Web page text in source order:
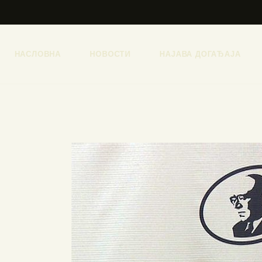
НАСЛОВНА НОВОСТИ НАЈАВА ДОГАЂАЈА